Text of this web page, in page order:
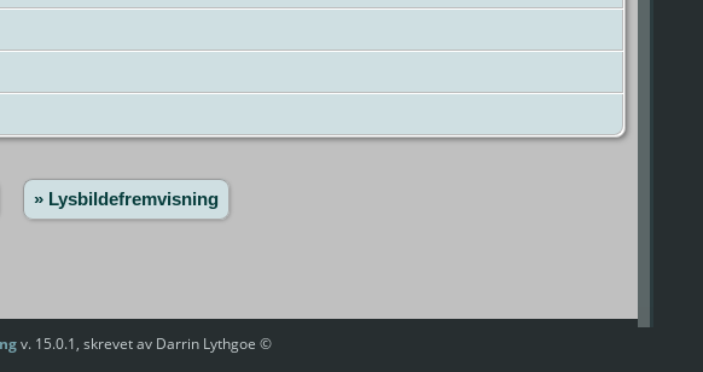
» Lysbildefremvisning
v. 15.0.1, skrevet av Darrin Lythgoe ©